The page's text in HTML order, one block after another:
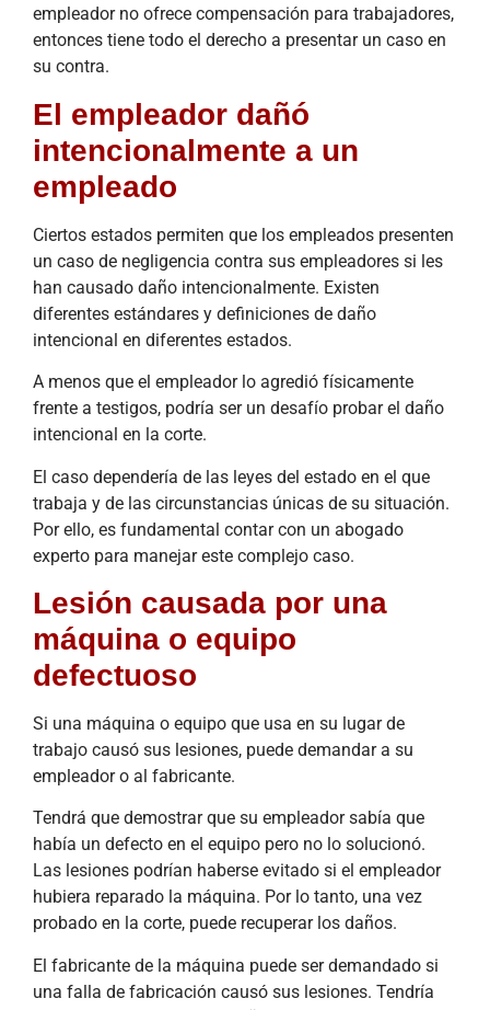
empleador no ofrece compensación para trabajadores,
entonces tiene todo el derecho a presentar un caso en
su contra.
El empleador dañó
intencionalmente a un
empleado
Ciertos estados permiten que los empleados presenten
un caso de negligencia contra sus empleadores si les
han causado daño intencionalmente. Existen
diferentes estándares y definiciones de daño
intencional en diferentes estados.
A menos que el empleador lo agredió físicamente
frente a testigos, podría ser un desafío probar el daño
intencional en la corte.
El caso dependería de las leyes del estado en el que
trabaja y de las circunstancias únicas de su situación.
Por ello, es fundamental contar con un abogado
experto para manejar este complejo caso.
Lesión causada por una
máquina o equipo
defectuoso
Si una máquina o equipo que usa en su lugar de
trabajo causó sus lesiones, puede demandar a su
empleador o al fabricante.
Tendrá que demostrar que su empleador sabía que
había un defecto en el equipo pero no lo solucionó.
Las lesiones podrían haberse evitado si el empleador
hubiera reparado la máquina. Por lo tanto, una vez
probado en la corte, puede recuperar los daños.
El fabricante de la máquina puede ser demandado si
una falla de fabricación causó sus lesiones. Tendría